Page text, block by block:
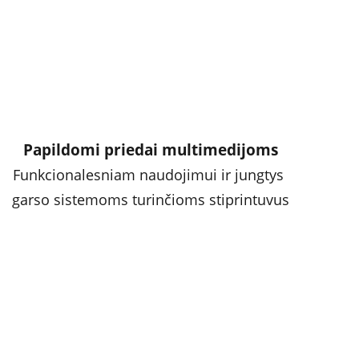
Papildomi priedai multimedijoms
Funkcionalesniam naudojimui ir jungtys
garso sistemoms turinčioms stiprintuvus